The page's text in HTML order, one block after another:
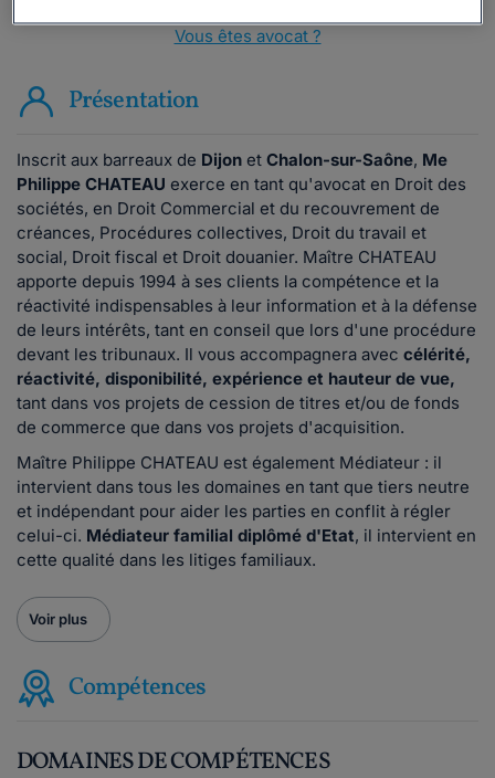
Vous êtes avocat ?
Présentation
Inscrit aux barreaux de Dijon et Chalon-sur-Saône, Me
Philippe CHATEAU exerce en tant qu'avocat en Droit des
sociétés, en Droit Commercial et du recouvrement de
créances, Procédures collectives, Droit du travail et
social, Droit fiscal et Droit douanier. Maître CHATEAU
apporte depuis 1994 à ses clients la compétence et la
réactivité indispensables à leur information et à la défense
de leurs intérêts, tant en conseil que lors d'une procédure
devant les tribunaux. Il vous accompagnera avec célérité,
réactivité, disponibilité, expérience et hauteur de vue,
tant dans vos projets de cession de titres et/ou de fonds
de commerce que dans vos projets d'acquisition.
Maître Philippe CHATEAU est également Médiateur : il
intervient dans tous les domaines en tant que tiers neutre
et indépendant pour aider les parties en conflit à régler
celui-ci. Médiateur familial diplômé d'Etat, il intervient en
cette qualité dans les litiges familiaux.
Voir plus
Compétences
DOMAINES DE COMPÉTENCES